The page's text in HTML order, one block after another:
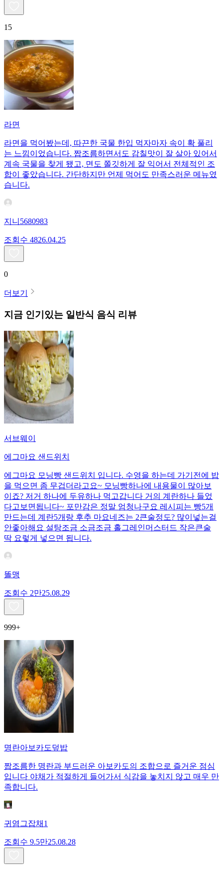
15
라면
라면을 먹어봤는데, 따끈한 국물 한입 먹자마자 속이 확 풀리
는 느낌이었습니다. 짭조름하면서도 감칠맛이 잘 살아 있어서
계속 국물을 찾게 됐고, 면도 쫄깃하게 잘 익어서 전체적인 조
합이 좋았습니다. 간단하지만 언제 먹어도 만족스러운 메뉴였
습니다.
지니5680983
조회수 4826.04.25
0
더보기
지금 인기있는 일반식 음식 리뷰
서브웨이
에그마요 샌드위치
에그마요 모닝빵 샌드위치 입니다. 수영을 하는데 가기전에 밥
을 먹으면 좀 무겁더라고요~ 모닝빵하나에 내용물이 많아보
이죠? 저거 하나에 두유하나 먹고갑니다 거의 계란하나 들었
다고보면됩니다~ 포만감은 정말 엄청나구요 레시피는 빵5개
만드는데 계란5개랑 후추 마요네즈는 2큰술정도? 많이넣는걸
안좋아해요 설탕조금 소금조금 홀그레인머스터드 작은큰술
딱 요렇게 넣으면 됩니다.
똘맹
조회수 2만25.08.29
999+
명란아보카도덮밥
짭조름한 명란과 부드러운 아보카도의 조합으로 즐거운 점심
입니다 야채가 적절하게 들어가서 식감을 놓치지 않고 매우 만
족합니다.
귀염그잡채1
조회수 9.5만25.08.28